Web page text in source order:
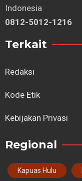
Indonesia
0812-5012-1216
Terkait
Redaksi
Kode Etik
Kebijakan Privasi
Regional
Kapuas Hulu